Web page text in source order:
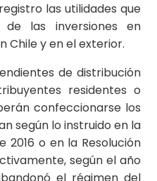
las utilidades que
las inversiones en
Chile y en el exterior.
de distribución
residentes o
confeccionarse los
según lo instruido en la
2016 o en la Resolución
según el año